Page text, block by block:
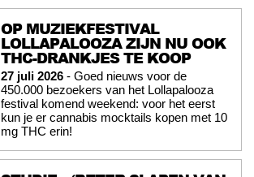
OP MUZIEKFESTIVAL
LOLLAPALOOZA ZIJN NU OOK
THC-DRANKJES TE KOOP
27 juli 2026 - Goed nieuws voor de
450.000 bezoekers van het Lollapalooza
festival komend weekend: voor het eerst
kun je er cannabis mocktails kopen met 10
mg THC erin!